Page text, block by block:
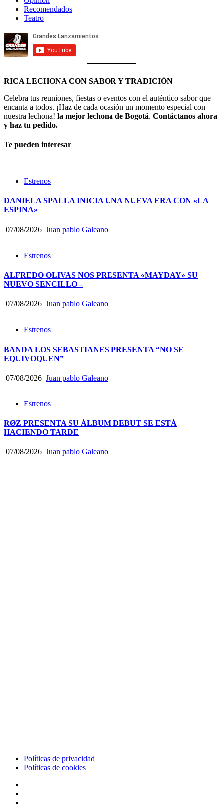
Recomendados
Teatro
RICA LECHONA CON SABOR Y TRADICIÓN
Celebra tus reuniones, fiestas o eventos con el auténtico sabor que
encanta a todos. ¡Haz de cada ocasión un momento especial con
nuestra lechona! la mejor lechona de Bogotá. Contáctanos ahora
y haz tu pedido.
Te pueden interesar
Estrenos
DANIELA SPALLA INICIA UNA NUEVA ERA CON «LA
ESPINA»
07/08/2026 Juan pablo Galeano
Estrenos
ALFREDO OLIVAS NOS PRESENTA «MAYDAY» SU
NUEVO SENCILLO –
07/08/2026 Juan pablo Galeano
Estrenos
BANDA LOS SEBASTIANES PRESENTA “NO SE
EQUIVOQUEN”
07/08/2026 Juan pablo Galeano
Estrenos
RØZ PRESENTA SU ÁLBUM DEBUT SE ESTÁ
HACIENDO TARDE
07/08/2026 Juan pablo Galeano
Políticas de privacidad
Políticas de cookies